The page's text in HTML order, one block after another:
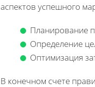
аспектов успешного
Планирование
Определение
Оптимизация
В конечном счете